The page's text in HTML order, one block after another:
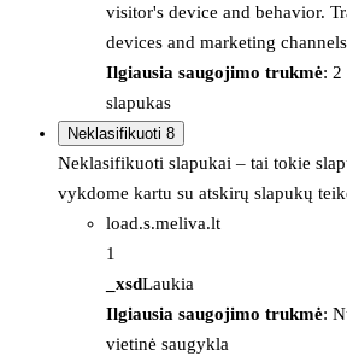
visitor's device and behavior.
devices and marketing
Ilgiausia saugojimo trukmė: 2
slapukas
Neklasifikuoti 8
Neklasifikuoti slapukai – tai tokie
vykdome kartu su atskirų slapukų
load.s.meliva.lt
1
_xsdLaukia
Ilgiausia saugojimo trukmė:
vietinė saugykla